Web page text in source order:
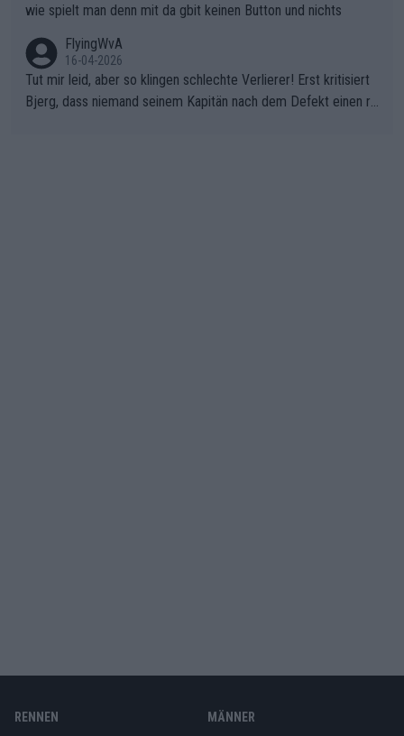
wie spielt man denn mit da gbit keinen Button und nichts
FlyingWvA
16-04-2026
Tut mir leid, aber so klingen schlechte Verlierer! Erst kritisiert
Bjerg, dass niemand seinem Kapitän nach dem Defekt einen ro
RENNEN MÄNNER